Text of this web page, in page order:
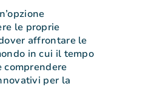
le proprie
affrontare le
in cui il tempo
comprendere
per la